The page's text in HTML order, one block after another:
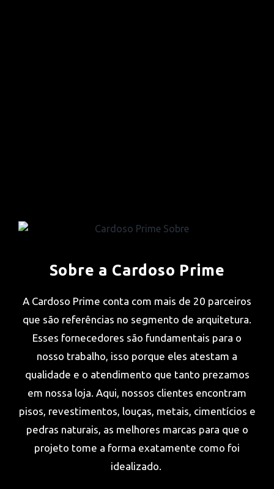
Sobre a Cardoso Prime
A Cardoso Prime conta com mais de 20 parceiros
que são referências no segmento de arquitetura.
Esses fornecedores são fundamentais para o
nosso trabalho, isso porque eles atestam a
qualidade e o atendimento que tanto prezamos
em nossa loja. Aqui, nossos clientes encontram
pisos, revestimentos, louças, metais, cimentícios e
pedras naturais, as melhores marcas para que o
projeto tome a forma exatamente como foi
idealizado.